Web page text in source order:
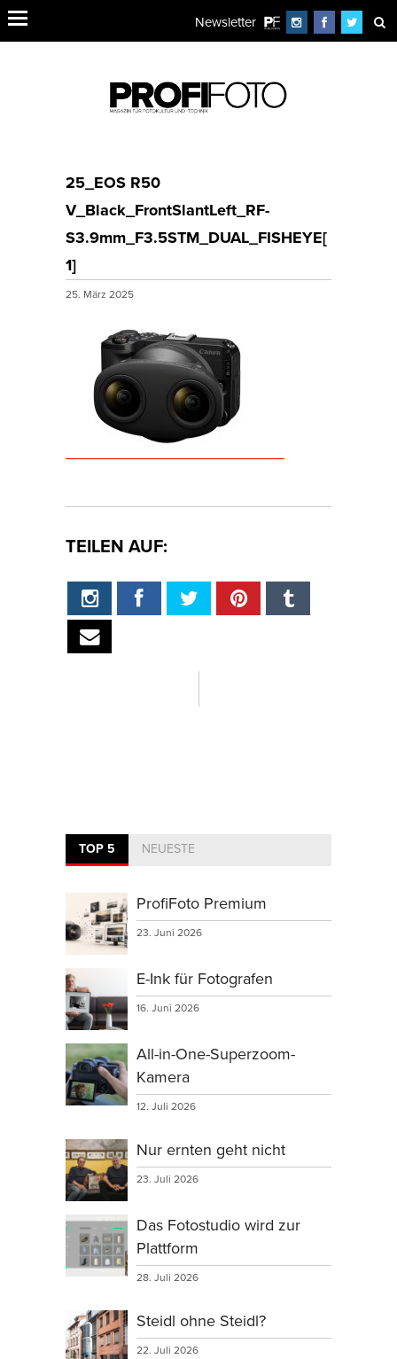
Newsletter
25_EOS R50
V_Black_FrontSlantLeft_RF-
S3.9mm_F3.5STM_DUAL_FISHEYE[
1]
25. März 2025
TEILEN AUF:
TOP 5 NEUESTE
ProfiFoto Premium
23. Juni 2026
E-Ink für Fotografen
16. Juni 2026
All-in-One-Superzoom-
Kamera
12. Juli 2026
Nur ernten geht nicht
23. Juli 2026
Das Fotostudio wird zur
Plattform
28. Juli 2026
Steidl ohne Steidl?
22. Juli 2026